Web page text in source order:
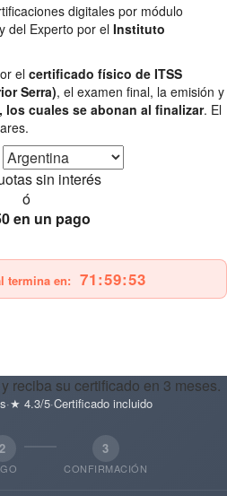
digitales por módulo
y del Experto por el Instituto
el certificado físico de ITSS
Serra), el examen final, la emisión y
cuales se abonan al finalizar. El
sin interés
ó
en un pago
termina en: 71:59:51
reciba su certificado en 3 meses.
·★ 4.3/5·Certificado incluido
2 3
CONFIRMACIÓN